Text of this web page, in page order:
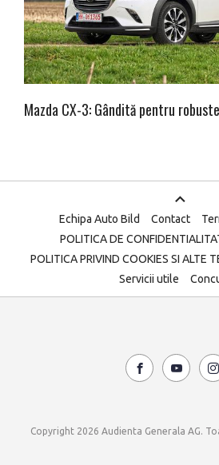
Mazda CX-3: Gândită pentru
Echipa Auto Bild Contact
POLITICA DE
POLITICA PRIVIND COOKIES SI ALTE
Servicii utile
Copyright 2026 Audienta Generala AG.